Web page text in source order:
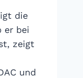
die
er bei
zeigt
und